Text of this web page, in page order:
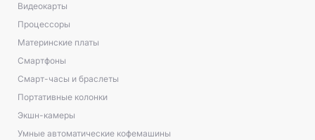
Видеокарты
Процессоры
Материнские платы
Смартфоны
Смарт-часы и браслеты
Портативные колонки
Экшн-камеры
Умные автоматические кофемашины